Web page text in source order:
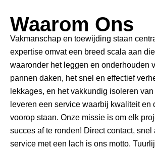
Waarom Ons
Vakmanschap en toewijding staan
expertise omvat een breed scala aan
waaronder het leggen en onderhouden
pannen daken, het snel en effectief
lekkages, en het vakkundig isoleren
leveren een service waarbij kwaliteit en
voorop staan. Onze missie is om elk
succes af te ronden! Direct contact, snel
service met een lach is ons motto.